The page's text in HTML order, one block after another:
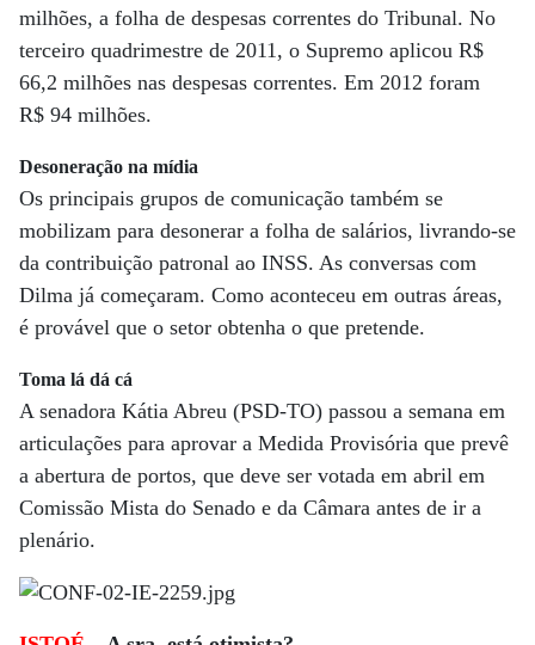
milhões, a folha de despesas correntes do Tribunal. No
terceiro quadrimestre de 2011, o Supremo aplicou R$
66,2 milhões nas despesas correntes. Em 2012 foram
R$ 94 milhões.
Desoneração na mídia
Os principais grupos de comunicação também se
mobilizam para desonerar a folha de salários, livrando-se
da contribuição patronal ao INSS. As conversas com
Dilma já começaram. Como aconteceu em outras áreas,
é provável que o setor obtenha o que pretende.
Toma lá dá cá
A senadora Kátia Abreu (PSD-TO) passou a semana em
articulações para aprovar a Medida Provisória que prevê
a abertura de portos, que deve ser votada em abril em
Comissão Mista do Senado e da Câmara antes de ir a
plenário.